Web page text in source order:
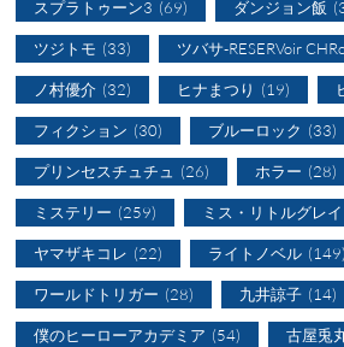
スプラトゥーン3 (69) ダンジョン飯
ツジトモ (33) ツバサ-RESERVoir
ノ村優介 (32) ヒナまつり (19)
フィクション (30) ブルーロック (33)
プリンセスチュチュ (26) ホラー (28)
ミステリー (259) ミス・リトルグレイ
ヤマザキコレ (22) ライトノベル (149)
ワールドトリガー (28) 九井諒子 (14)
僕のヒーローアカデミア (54) 古屋兎